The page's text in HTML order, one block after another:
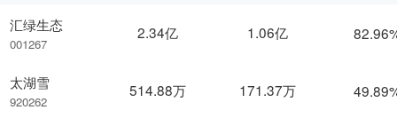
汇绿生态
001267
太湖雪
920262
2.34亿 1.06亿
514.88万 171.37万